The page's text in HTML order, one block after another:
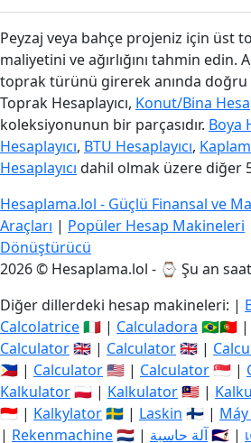
Peyzaj veya bahçe projeniz için üst
maliyetini ve ağırlığını tahmin edin.
toprak türünü girerek anında doğru
Toprak Hesaplayıcı, Konut/Bina
koleksiyonunun bir parçasıdır. Boya
Hesaplayıcı, BTU Hesaplayıcı,
Hesaplayıcı dahil olmak üzere diğer
Hesaplama.lol - Güçlü Finansal ve
Araçları | Popüler Hesap Makineleri
Dönüştürücü
2026 © Hesaplama.lol - ⌚ Şu an
Diğer dillerdeki hesap makineleri: |
Calcolatrice🇮🇹 | Calculadora 🇧🇷🇵🇹 |
Calculator🇬🇧 | Calculator🇬🇧 |
🇵🇭 | Calculator🇺🇸 | Calculator🇸🇬 |
Kalkulator🇵🇱 | Kalkulator🇲🇾 |
🇮🇩 | Kalkylator🇸🇪 | Laskin 🇫🇮 |
| Rekenmachine🇳🇱 | آلة حاسبة🇸🇦 |